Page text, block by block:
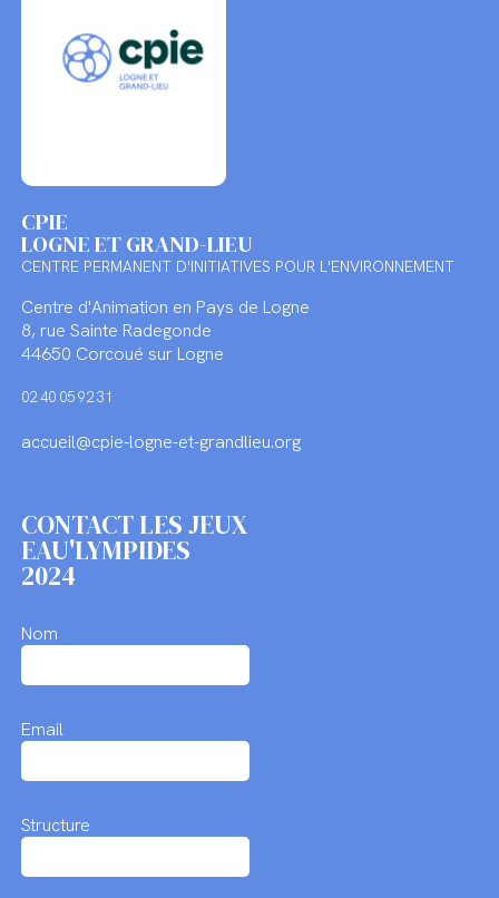
CPIE
LOGNE ET GRAND-LIEU
CENTRE PERMANENT D'INITIATIVES POUR L'ENVIRONNEMENT
Centre d'Animation en Pays de Logne
8, rue Sainte Radegonde
44650 Corcoué sur Logne
02 40 05 92 31
accueil@cpie-logne-et-grandlieu.org
CONTACT LES JEUX
EAU'LYMPIDES
2024
Nom
Email
Structure